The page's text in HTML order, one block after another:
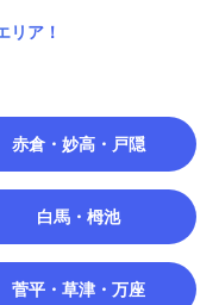
リア！
赤倉・妙高・戸隠
白馬・栂池
菅平・草津・万座